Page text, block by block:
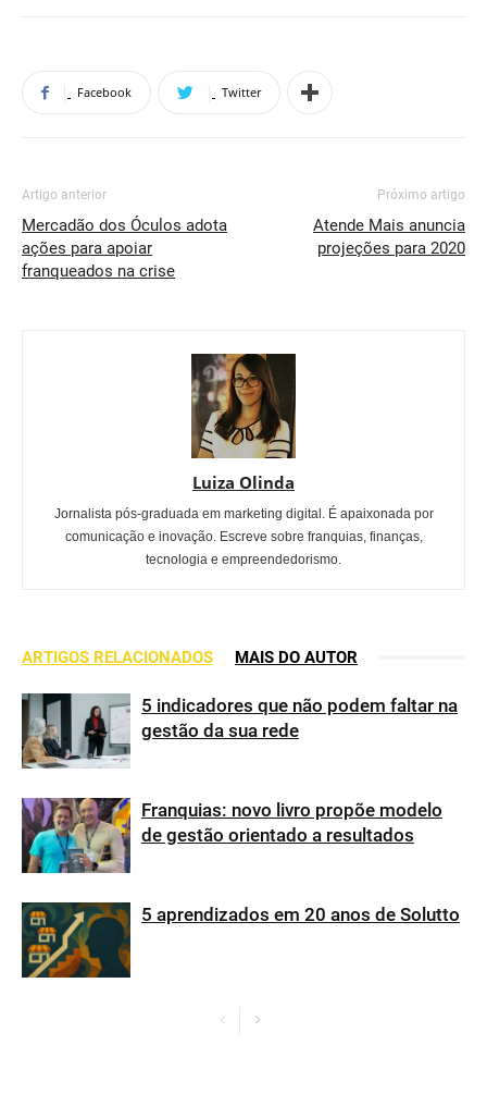
Facebook Twitter
Artigo anterior
Mercadão dos Óculos adota
ações para apoiar
franqueados na crise
Próximo artigo
Atende Mais anuncia
projeções para 2020
Luiza Olinda
Jornalista pós-graduada em marketing digital. É apaixonada por
comunicação e inovação. Escreve sobre franquias, finanças,
tecnologia e empreendedorismo.
ARTIGOS RELACIONADOS MAIS DO AUTOR
5 indicadores que não podem faltar na
gestão da sua rede
Franquias: novo livro propõe modelo
de gestão orientado a resultados
5 aprendizados em 20 anos de Solutto